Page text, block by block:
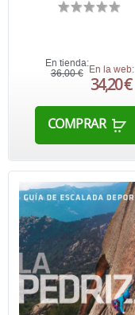
En tienda:
36,00 € En la web:
34,20 €
COMPRAR